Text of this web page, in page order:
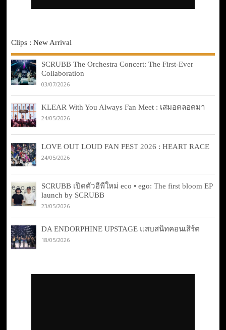
Clips : New Arrival
SCRUBB The Orchestra Concert: The First-Ever
Collaboration
03/07/2026
KLEAR With You Always Fan Meet : เสมอตลอดมา
24/05/2026
LOVE OUT LOUD FAN FEST 2026 : HEART RACE
24/05/2026
SCRUBB เปิดตัวอีพีใหม่ eco • ego: The first bloom EP
launch by SCRUBB
23/05/2026
DA ENDORPHINE UPSTAGE แสบสนิทคอนเสิร์ต
18/05/2026